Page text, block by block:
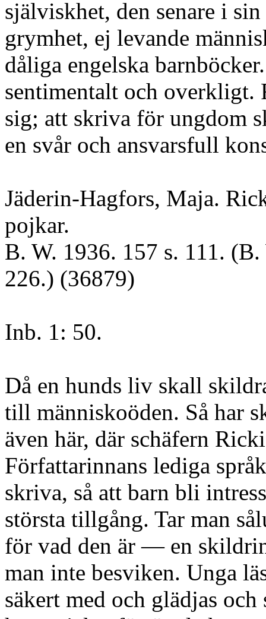
själviskhet, den senare i
grymhet, ej levande
dåliga engelska
sentimentalt och
sig; att skriva för ungdom
en svår och ansvarsfull
Jäderin-Hagfors, Maja.
pojkar.
B. W. 1936. 157 s. 111.
226.) (36879)
Inb. 1: 50.
Då en hunds liv skall
till människoöden. Så har
även här, där schäfern
Författarinnans lediga
skriva, så att barn bli
största tillgång. Tar man
för vad den är — en
man inte besviken. Unga
säkert med och glädjas